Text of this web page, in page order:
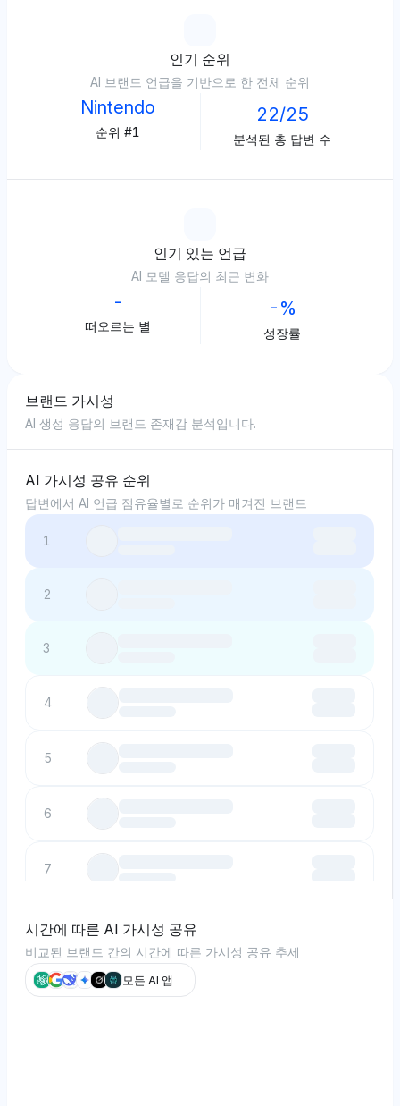
인기 순위
AI 브랜드 언급을 기반으로 한 전체 순위
Nintendo
순위 #1
22/25
분석된 총 답변 수
인기 있는 언급
AI 모델 응답의 최근 변화
-
떠오르는 별
-%
성장률
브랜드 가시성
AI 생성 응답의 브랜드 존재감 분석입니다.
AI 가시성 공유 순위
답변에서 AI 언급 점유율별로 순위가 매겨진 브랜드
1
2
3
4
5
6
7
8
9
시간에 따른 AI 가시성 공유
비교된 브랜드 간의 시간에 따른 가시성 공유 추세
모든 AI 앱